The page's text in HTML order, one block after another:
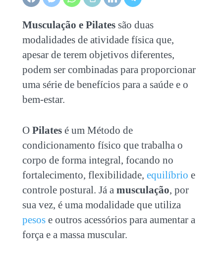
Musculação e Pilatessão duas
modalidades de atividade física que,
apesar de terem objetivos diferentes,
podem ser combinadas para proporcionar
uma série de benefícios para a saúde e o
bem-estar.
O Pilatesé um Método de
condicionamento físico que trabalha o
corpo de forma integral, focando no
fortalecimento, flexibilidade, equilíbrio e
controle postural. Já a musculação, por
sua vez, é uma modalidade que utiliza
pesose outros acessórios para aumentar a
força e a massa muscular.